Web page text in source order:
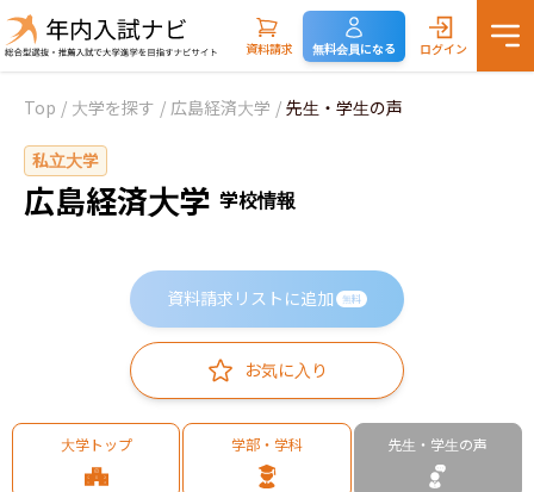
資料請求 無料会員になる ログイン
Top / 大学を探す / 広島経済大学 / 先生・学生の声
私立大学
広島経済大学 学校情報
資料請求リストに追加 無料
お気に入り
大学トップ 学部・学科 先生・学生の声